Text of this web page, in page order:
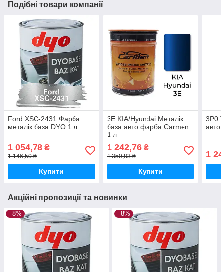
Подібні товари компанії
Ford XSC-2431 Фарба
металік база DYO 1 л
1 054,78 ₴
1 146,50 ₴
Купити
3E KIA/Hyundai Металік
база авто фарба Carmen
1 л
1 242,76₴
1 350,83 ₴
Купити
3P0
1
Акційні пропозиції та новинки
–8% –8%